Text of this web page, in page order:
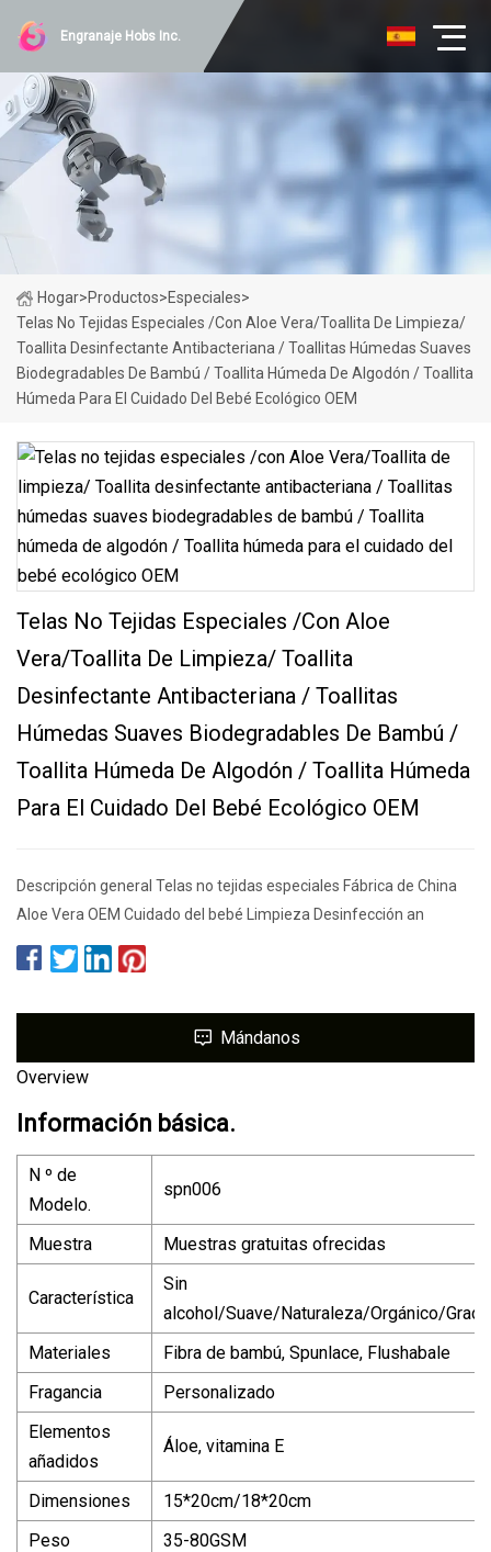
Engranaje Hobs Inc.
Hogar>Productos>Especiales>
Telas No Tejidas Especiales /con Aloe Vera/Toallita De Limpieza/
Toallita Desinfectante Antibacteriana / Toallitas Húmedas Suaves
Biodegradables De Bambú / Toallita Húmeda De Algodón / Toallita
Húmeda Para El Cuidado Del Bebé Ecológico OEM
Telas No Tejidas Especiales /con Aloe
Vera/Toallita De Limpieza/ Toallita
Desinfectante Antibacteriana / Toallitas
Húmedas Suaves Biodegradables De Bambú /
Toallita Húmeda De Algodón / Toallita Húmeda
Para El Cuidado Del Bebé Ecológico OEM
Descripción general Telas no tejidas especiales Fábrica de China
Aloe Vera OEM Cuidado del bebé Limpieza Desinfección an
Mándanos
Overview
Información básica.
N º de
Modelo.
spn006
Muestra Muestras gratuitas ofrecidas
Característica
Sin
alcohol/Suave/Naturaleza/Orgánico/
Materiales
Fibra de bambú, Spunlace, Flushabale
Fragancia
Personalizado
Elementos
añadidos
Áloe, vitamina E
Dimensiones
15*20cm/18*20cm
Peso
35-80GSM